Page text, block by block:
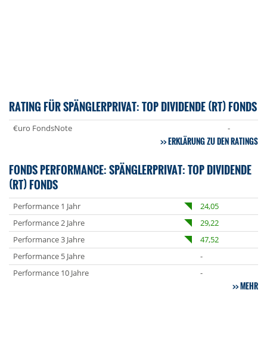
RATING FÜR SPÄNGLERPRIVAT: TOP DIVIDENDE (RT) FONDS
€uro FondsNote -
ERKLÄRUNG ZU DEN RATINGS
FONDS PERFORMANCE: SPÄNGLERPRIVAT: TOP DIVIDENDE
(RT) FONDS
Performance 1 Jahr
24,05
Performance 2 Jahre
29,22
Performance 3 Jahre
47,52
Performance 5 Jahre
-
Performance 10 Jahre
-
MEHR